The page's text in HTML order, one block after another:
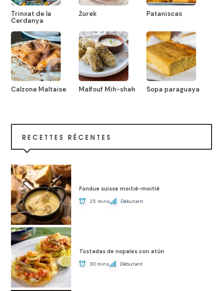
Trinxat de la
Cerdanya
Żurek Pataniscas
Calzone Maltaise Malfouf Mih-sheh Sopa paraguaya
RECETTES RÉCENTES
Fondue suisse moitié-moitié
25 mins Débutant
Tostadas de nopales con atún
30 mins Débutant